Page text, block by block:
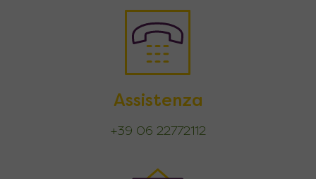
Assistenza
+39 06 22772112